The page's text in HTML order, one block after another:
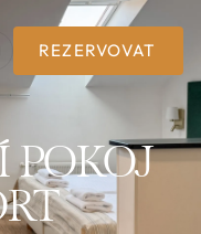
REZERVOVAT
POKOJ